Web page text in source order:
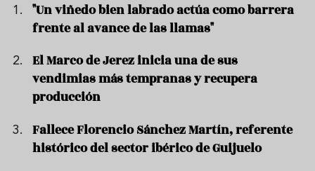
"Un viñedo bien labrado actúa como barrera
frente al avance de las llamas"
El Marco de Jerez inicia una de sus
vendimias más tempranas y recupera
producción
Fallece Florencio Sánchez Martín, referente
histórico del sector ibérico de Guijuelo